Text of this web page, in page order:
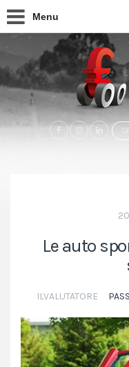
Menu
Le auto
ILVALUTATORE